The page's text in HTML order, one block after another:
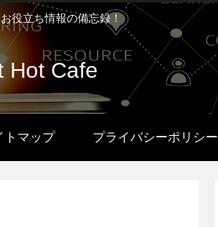
役立ち情報の備忘録！
Hot Cafe
トマップ プライバシーポリシー